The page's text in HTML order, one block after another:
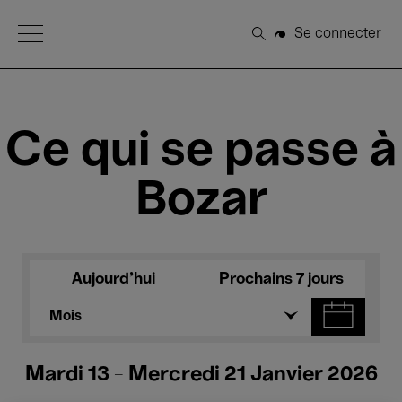
Open Menu
Rechercher
Se connecter
Ce qui se passe à
Bozar
Aujourd'hui Prochains 7 jours
Mois
Mardi 13 - Mercredi 21 Janvier 2026